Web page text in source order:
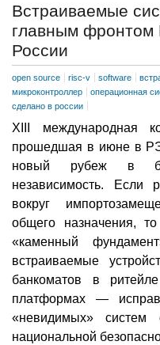
Встраиваемые
главным фронтом
России
open source risc-v software
микроконтроллер
операционная
сделано в россии
XIII международная
прошедшая в июне в
новый рубеж в
независимость. Если
вокруг
общего назначения,
«каменный
встраиваемые
банкоматов в
платформах —
«невидимых» систем
национальной